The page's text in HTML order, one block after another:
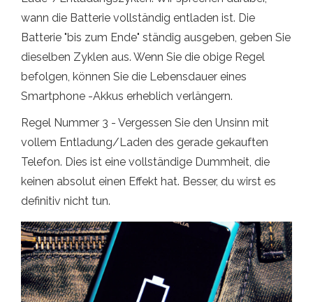
wann die Batterie vollständig entladen ist. Die
Batterie "bis zum Ende" ständig ausgeben, geben Sie
dieselben Zyklen aus. Wenn Sie die obige Regel
befolgen, können Sie die Lebensdauer eines
Smartphone -Akkus erheblich verlängern.
Regel Nummer 3 - Vergessen Sie den Unsinn mit
vollem Entladung/Laden des gerade gekauften
Telefon. Dies ist eine vollständige Dummheit, die
keinen absolut einen Effekt hat. Besser, du wirst es
definitiv nicht tun.